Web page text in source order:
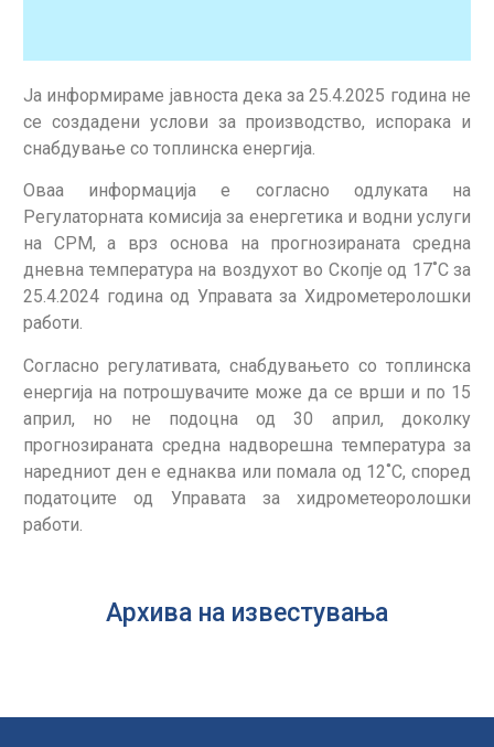
Jа информираме јавноста дека за 25.4.2025 година не
се создадени услови за производство, испорака и
снабдување со топлинска енергија.
Оваа информација е согласно одлуката на
Регулаторната комисија за енергетика и водни услуги
на СРМ, а врз основа на прогнозираната средна
дневна температура на воздухот во Скопје од 17˚С за
25.4.2024 година од Управата за Хидрометеролошки
работи.
Согласно регулативата, снабдувањето со топлинска
енергија на потрошувачите може да се врши и по 15
април, но не подоцна од 30 април, доколку
прогнозираната средна надворешна температура за
наредниот ден е еднаква или помала од 12˚С, според
податоците од Управата за хидрометеоролошки
работи.
Архива на известувања